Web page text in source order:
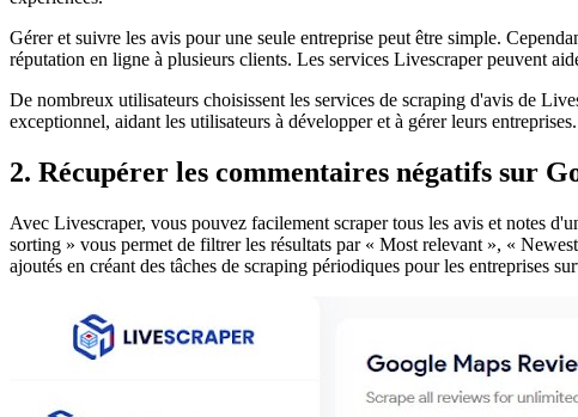
Gérer et suivre les avis pour une seule entreprise peut être simple.
réputation en ligne à plusieurs clients. Les services Livescraper peuvent
De nombreux utilisateurs choisissent les services de scraping d'avis de
exceptionnel, aidant les utilisateurs à développer et à gérer leurs entreprises.
2. Récupérer les commentaires négatifs sur
Avec Livescraper, vous pouvez facilement scraper tous les avis et notes
sorting » vous permet de filtrer les résultats par « Most relevant », «
ajoutés en créant des tâches de scraping périodiques pour les entreprises